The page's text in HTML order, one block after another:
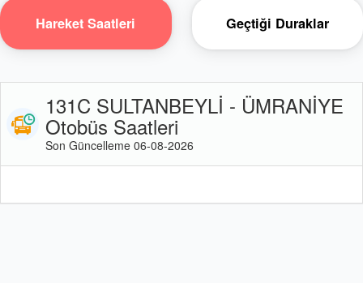
Hareket Saatleri Geçtiği Duraklar
131C SULTANBEYLİ - ÜMRANİYE
Otobüs Saatleri
Son Güncelleme 06-08-2026